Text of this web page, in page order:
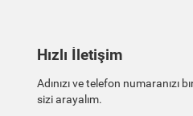
Hızlı İletişim
Adınızı ve telefon numaranızı
sizi arayalım.